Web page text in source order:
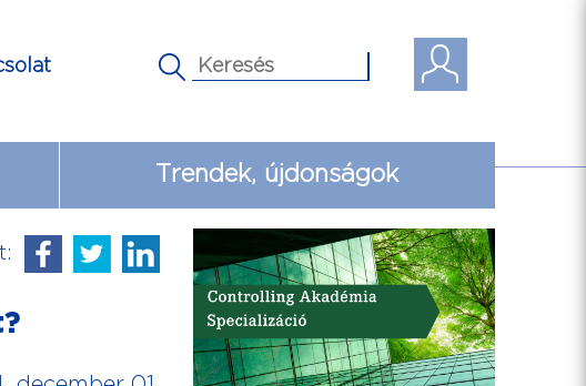
Trendek, újdonságok